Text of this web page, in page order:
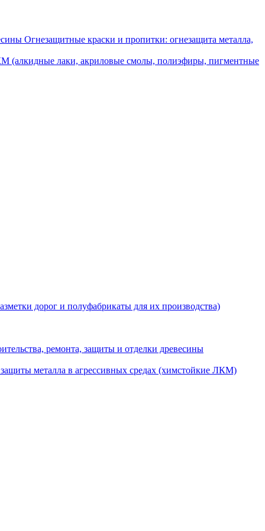
Огнезащитные краски и пропитки: огнезащита металла,
(алкидные лаки, акриловые смолы, полиэфиры, пигментные
дорог и полуфабрикаты для их производства)
ремонта, защиты и отделки древесины
металла в агрессивных средах (химстойкие ЛКМ)